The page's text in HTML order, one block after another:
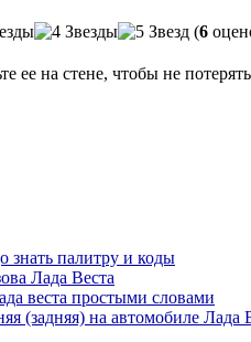
(6
ее на стене, чтобы не
знать палитру и коды
Лада Веста
веста простыми словами
(задняя) на автомобиле Лада